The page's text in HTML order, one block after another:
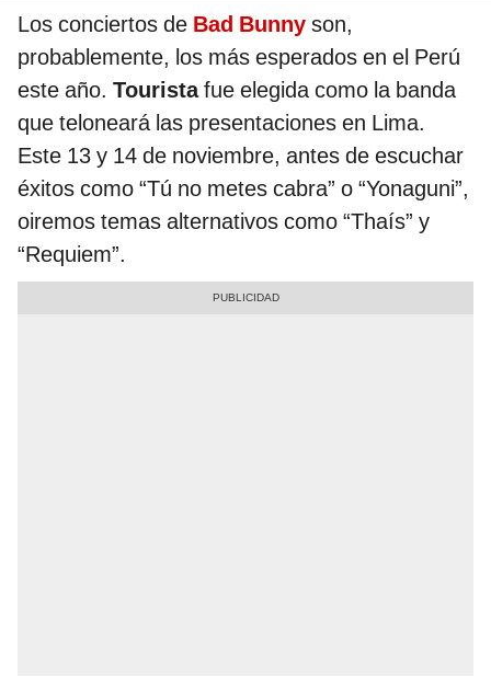
Los conciertos de Bad Bunny son,
probablemente, los más esperados en el Perú
este año. Touristafue elegida como la banda
que teloneará las presentaciones en Lima.
Este 13 y 14 de noviembre, antes de escuchar
éxitos como “Tú no metes cabra” o “Yonaguni”,
oiremos temas alternativos como “Thaís” y
“Requiem”.